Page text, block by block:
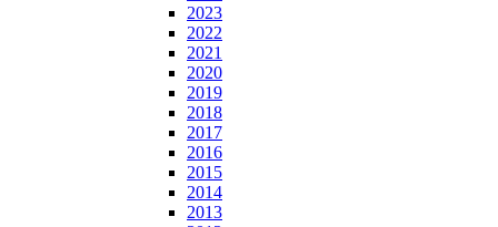
2023
2022
2021
2020
2019
2018
2017
2016
2015
2014
2013